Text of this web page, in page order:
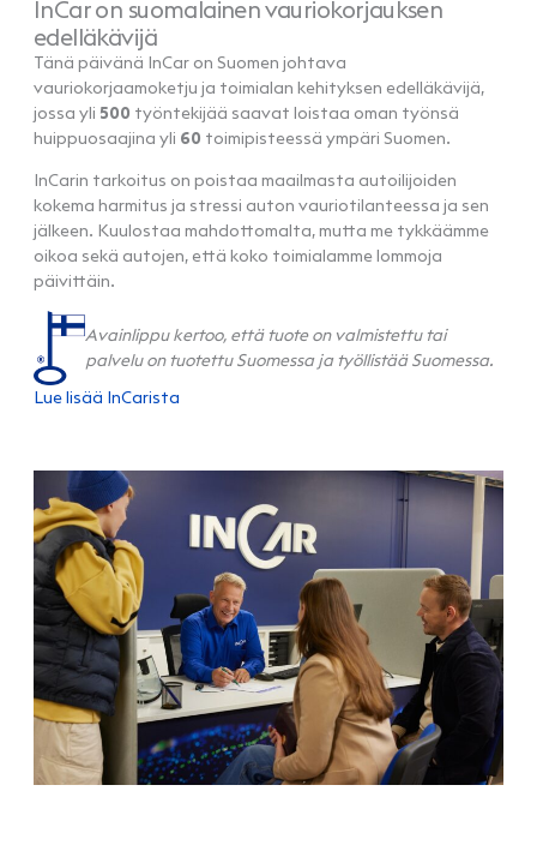
InCar on suomalainen vauriokorjauksen
edelläkävijä
Tänä päivänä InCar on Suomen johtava
vauriokorjaamoketju ja toimialan kehityksen edelläkävijä,
jossa yli 500 työntekijää saavat loistaa oman työnsä
huippuosaajina yli 60 toimipisteessä ympäri Suomen.
InCarin tarkoitus on poistaa maailmasta autoilijoiden
kokema harmitus ja stressi auton vauriotilanteessa ja sen
jälkeen. Kuulostaa mahdottomalta, mutta me tykkäämme
oikoa sekä autojen, että koko toimialamme lommoja
päivittäin.
Avainlippu kertoo, että tuote on valmistettu tai
palvelu on tuotettu Suomessa ja työllistää Suomessa.
Lue lisää InCarista